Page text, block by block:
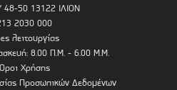
50 13122 ΙΛΙΟΝ
2030 000
λειτουργίας
8.00 Π.Μ. - 6.00 Μ.Μ.
Χρήσης
Προσωπικών Δεδομένων